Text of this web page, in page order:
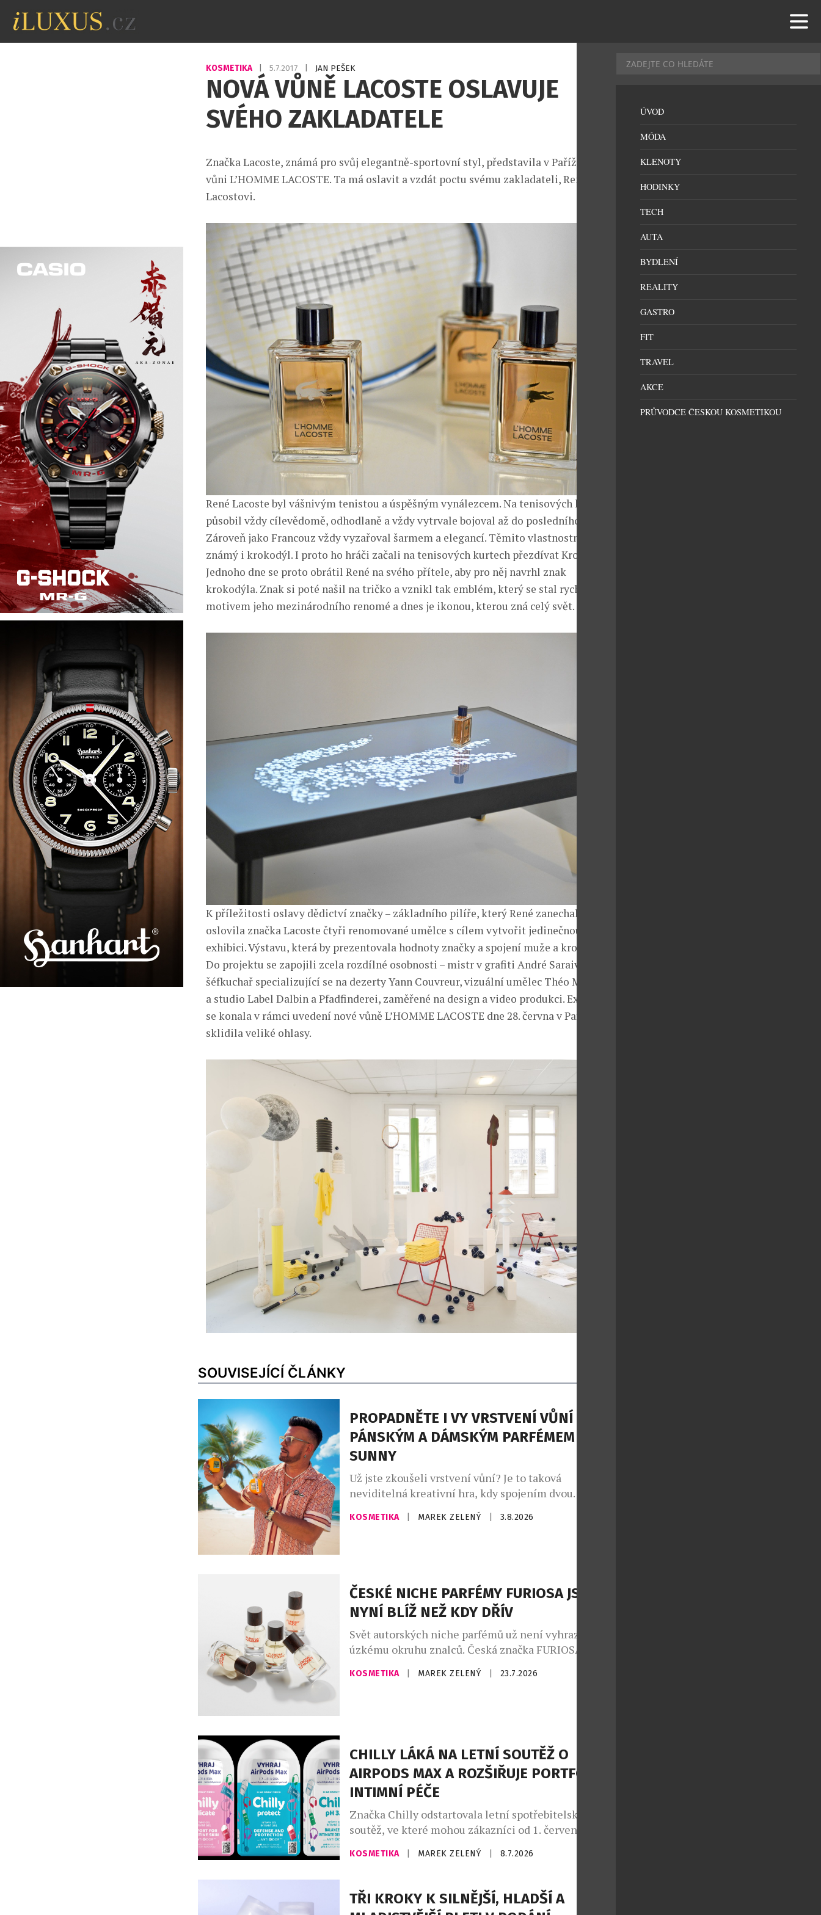
KOSMETIKA 5.7.2017 JAN PEŠEK
NOVÁ VŮNĚ LACOSTE OSLAVUJE
SVÉHO ZAKLADATELE
Značka Lacoste, známá pro svůj elegantně-sportovní styl, představila v Paříži novou
vůni L’HOMME LACOSTE. Ta má oslavit a vzdát poctu svému zakladateli, Renému
Lacostovi.
René Lacoste byl vášnivým tenistou a úspěšným vynálezcem. Na tenisových kurtech
působil vždy cílevědomě, odhodlaně a vždy vytrvale bojoval až do posledního míče.
Zároveň jako Francouz vždy vyzařoval šarmem a elegancí. Těmito vlastnostmi je
známý i krokodýl. I proto ho hráči začali na tenisových kurtech přezdívat Krokodýl.
Jednoho dne se proto obrátil René na svého přítele, aby pro něj navrhl znak
krokodýla. Znak si poté našil na tričko a vznikl tak emblém, který se stal rychle
motivem jeho mezinárodního renomé a dnes je ikonou, kterou zná celý svět.
K příležitosti oslavy dědictví značky – základního pilíře, který René zanechal,
oslovila značka Lacoste čtyři renomované umělce s cílem vytvořit jedinečnou
exhibici. Výstavu, která by prezentovala hodnoty značky a spojení muže a krokodýla.
Do projektu se zapojili zcela rozdílné osobnosti – mistr v grafiti André Saraiva,
šéfkuchař specializující se na dezerty Yann Couvreur, vizuální umělec Théo Mercier
a studio Label Dalbin a Pfadfinderei, zaměřené na design a video produkci. Exhibice
se konala v rámci uvedení nové vůně L’HOMME LACOSTE dne 28. června v Paříži a
sklidila veliké ohlasy.
SOUVISEJÍCÍ ČLÁNKY
PROPADNĚTE I VY VRSTVENÍ VŮNÍ S
PÁNSKÝM A DÁMSKÝM PARFÉMEM THE
SUNNY
Už jste zkoušeli vrstvení vůní? Je to taková
neviditelná kreativní hra, kdy spojením dvou
zdánlivě odlišných vůní vytvoříte vlastní, naprosto
unikátní podpis. Ideální pro vrstvení vůní jsou nové
osobně miluji a inspiroval jsem se jím […]
KOSMETIKA MAREK ZELENÝ 3.8.2026
ČESKÉ NICHE PARFÉMY FURIOSA JSOU
NYNÍ BLÍŽ NEŽ KDY DŘÍV
Svět autorských niche parfémů už není vyhrazen jen
úzkému okruhu znalců. Česká značka FURIOSA
PARFUM LAB nově navázala exkluzivní spolupráci se
sítí parfumerií FAnn, díky níž se její originální
KOSMETIKA MAREK ZELENÝ 23.7.2026
CHILLY LÁKÁ NA LETNÍ SOUTĚŽ O
AIRPODS MAX A ROZŠIŘUJE PORTFOLIO
INTIMNÍ PÉČE
Značka Chilly odstartovala letní spotřebitelskou
soutěž, ve které mohou zákazníci od 1. července do
31. srpna 2026 vyhrát sluchátka AirPods Max. Do
soutěže se zapojí každý, kdo v České republice
zaregistruje svůj nákup na webu
www.chillysoutez.cz. Aktivita podporuje prodej v
KOSMETIKA MAREK ZELENÝ 8.7.2026
TŘI KROKY K SILNĚJŠÍ, HLADŠÍ A
ÚVOD
MÓDA
KLENOTY
HODINKY
TECH
AUTA
BYDLENÍ
REALITY
GASTRO
FIT
TRAVEL
AKCE
PRŮVODCE ČESKOU KOSMETIKOU